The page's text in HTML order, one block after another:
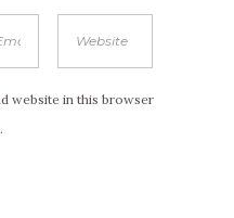
website in this browser